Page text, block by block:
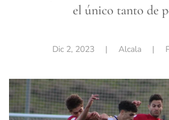
el único tanto de
Dic 2, 2023| Alcala |